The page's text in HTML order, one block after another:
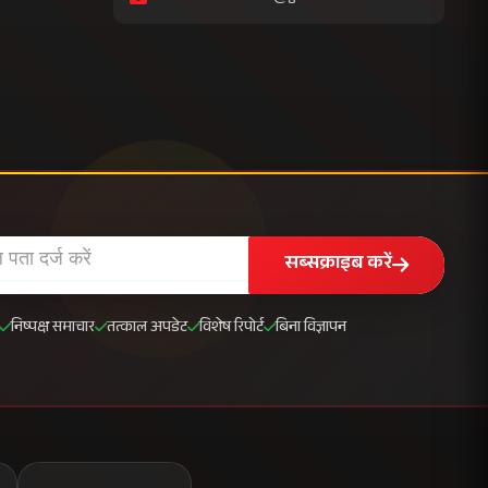
सब्सक्राइब करें
निष्पक्ष समाचार तत्काल अपडेट विशेष रिपोर्ट बिना विज्ञापन